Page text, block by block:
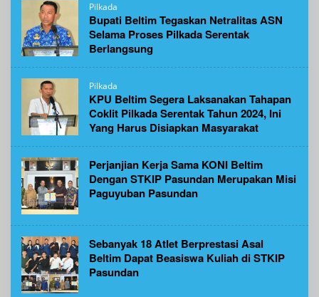
Pilkada
Bupati Beltim Tegaskan Netralitas ASN
Selama Proses Pilkada Serentak
Berlangsung
Pilkada
KPU Beltim Segera Laksanakan Tahapan
Coklit Pilkada Serentak Tahun 2024, Ini
Yang Harus Disiapkan Masyarakat
Perjanjian Kerja Sama KONI Beltim
Dengan STKIP Pasundan Merupakan Misi
Paguyuban Pasundan
Sebanyak 18 Atlet Berprestasi Asal
Beltim Dapat Beasiswa Kuliah di STKIP
Pasundan